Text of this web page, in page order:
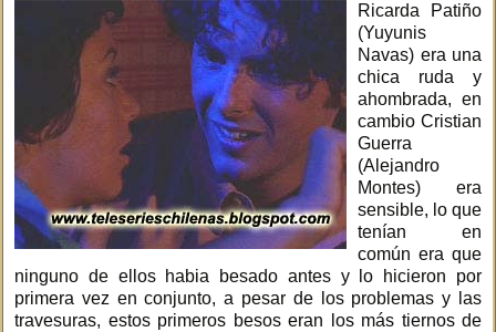
Ricarda Patiño
(Yuyunis
Navas) era una
chica ruda y
ahombrada, en
cambio Cristian
Guerra
(Alejandro
Montes) era
sensible, lo que
tenían en
común era que
ninguno de ellos habia besado antes y lo hicieron por
primera vez en conjunto, a pesar de los problemas y las
travesuras, estos primeros besos eran los más tiernos de